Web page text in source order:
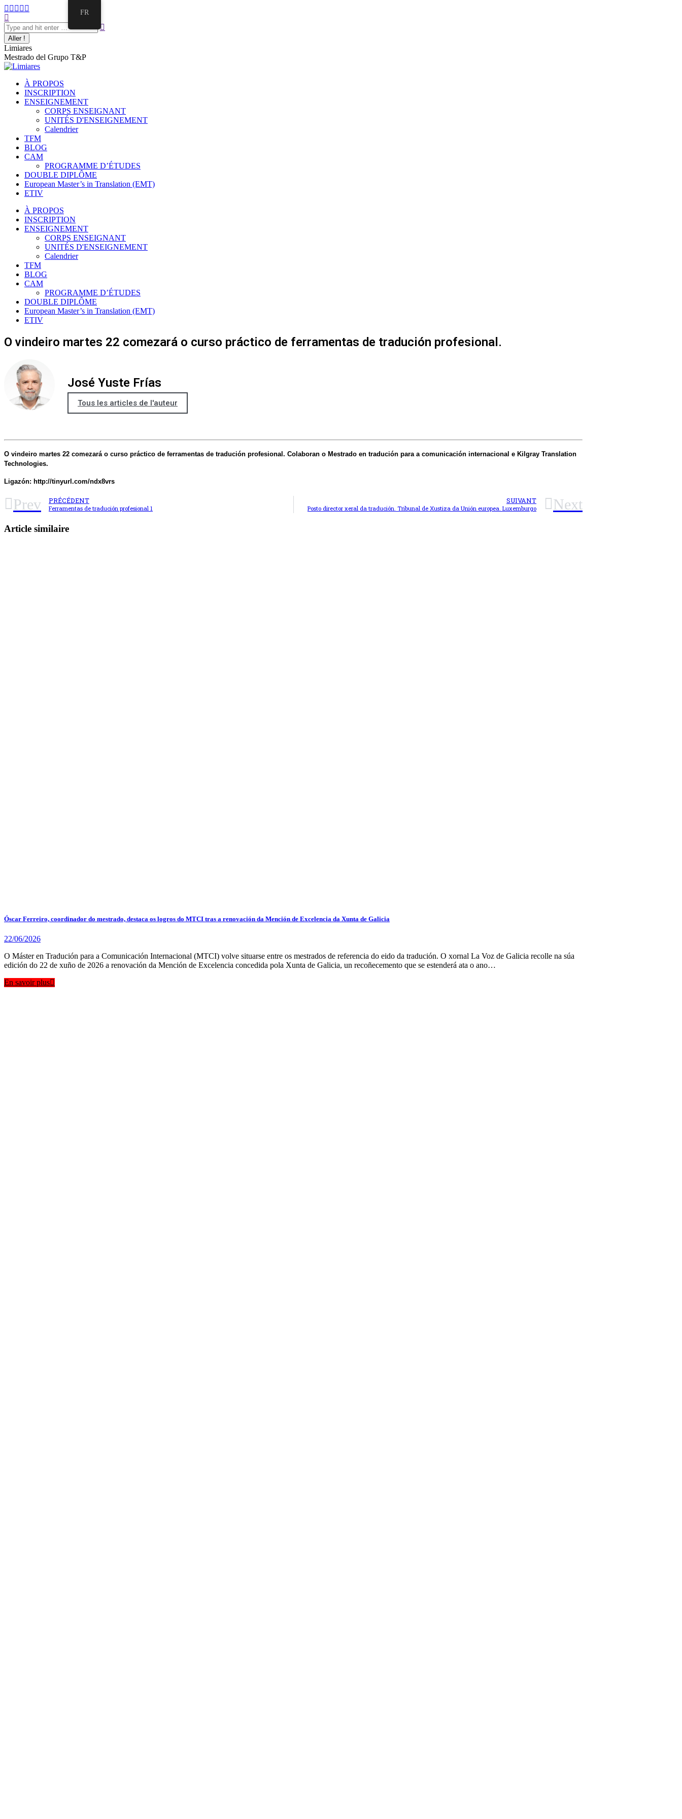
Aller
au
contenu
La
Facebook
s'ouvre
dans
une
nouvelle
fenêtre
La
Twitter
s'ouvre
dans
une
nouvelle
fenêtre
La
E-
mail
s'ouvre
dans
une
nouvelle
fenêtre
La
Instagram
s'ouvre
dans
une
nouvelle
fenêtre
LinkedIn
s'ouvre
dans
une
nouvelle
fenêtre
Recherche
Limiares
Mestrado del Grupo T&P
À PROPOS
INSCRIPTION
ENSEIGNEMENT
CORPS ENSEIGNANT
UNITÉS D'ENSEIGNEMENT
Calendrier
TFM
BLOG
CAM
PROGRAMME D’ÉTUDES
DOUBLE DIPLÔME
European Master’s in Translation (EMT)
ETIV
À PROPOS
INSCRIPTION
ENSEIGNEMENT
CORPS ENSEIGNANT
UNITÉS D'ENSEIGNEMENT
Calendrier
TFM
BLOG
CAM
PROGRAMME D’ÉTUDES
DOUBLE DIPLÔME
European Master’s in Translation (EMT)
ETIV
O vindeiro martes 22 comezará o curso práctico de ferramentas de tradución profesional.
José Yuste Frías
Tous les articles de l'auteur
O vindeiro martes 22 comezará o curso práctico de ferramentas de tradución profesional. Colaboran o Mestrado en tradución para a comunicación internacional e Kilgray Translation
Technologies.
Ligazón: http://tinyurl.com/ndx8vrs
Prev PRÉCÉDENT
Ferramentas de tradución profesional 1
SUIVANT
Posto director xeral da tradución. Tribunal de Xustiza da Unión europea. Luxemburgo Next
Article similaire
Óscar Ferreiro, coordinador do mestrado, destaca os logros do MTCI tras a renovación da Mención de Excelencia da Xunta de Galicia
22/06/2026
O Máster en Tradución para a Comunicación Internacional (MTCI) volve situarse entre os mestrados de referencia do eido da tradución. O xornal La Voz de Galicia recolle na súa
edición do 22 de xuño de 2026 a renovación da Mención de Excelencia concedida pola Xunta de Galicia, un recoñecemento que se estenderá ata o ano…
En savoir plus
FR